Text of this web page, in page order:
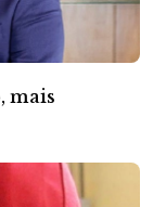
mais